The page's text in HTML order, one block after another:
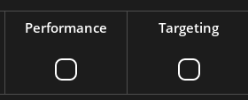
1-2 Su 2 Articoli
Performance Targeting